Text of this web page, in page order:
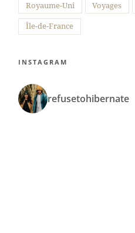
Royaume-Uni Voyages
Île-de-France
INSTAGRAM
refusetohibernate